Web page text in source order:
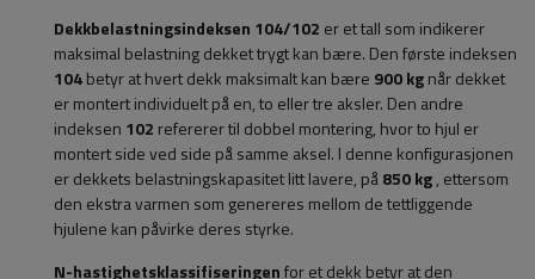
Dekkbelastningsindeksen 104/102 er et tall som indikerer
maksimal belastning dekket trygt kan bære. Den første indeksen
104betyr at hvert dekk maksimalt kan bære 900 kgnår dekket
er montert individuelt på en, to eller tre aksler. Den andre
indeksen 102 refererer til dobbel montering, hvor to hjul er
montert side ved side på samme aksel. I denne konfigurasjonen
er dekkets belastningskapasitet litt lavere, på850 kg, ettersom
den ekstra varmen som genereres mellom de tettliggende
hjulene kan påvirke deres styrke.
N-hastighetsklassifiseringenfor et dekk betyr at den